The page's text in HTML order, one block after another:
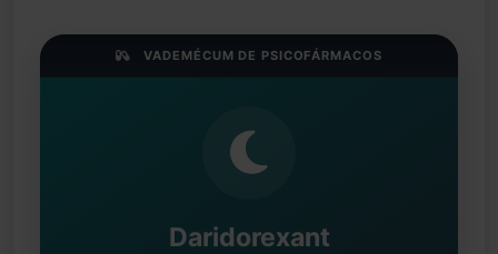
VADEMÉCUM DE PSICOFÁRMACOS
Daridorexant